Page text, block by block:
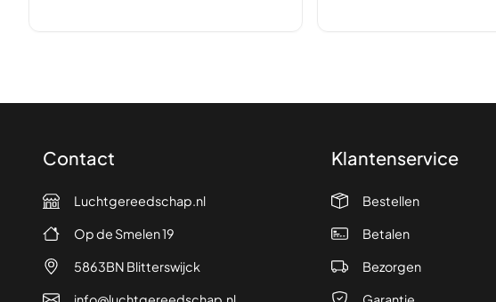
Contact
Luchtgereedschap.nl
Op de Smelen 19
5863BN Blitterswijck
Klantenservice
Bestellen
Betalen
Bezorgen